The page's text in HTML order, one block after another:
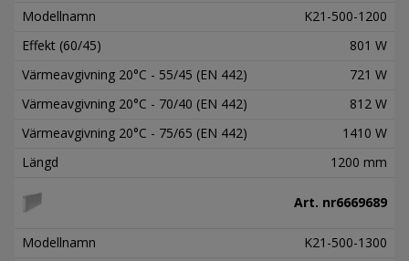
Modellnamn
K21-500-1200
Effekt (60/45)
801 W
Värmeavgivning 20°C - 55/45 (EN 442)
721 W
Värmeavgivning 20°C - 70/40 (EN 442)
812 W
Värmeavgivning 20°C - 75/65 (EN 442)
1410 W
Längd
1200 mm
Art. nr6669689
Modellnamn
K21-500-1300